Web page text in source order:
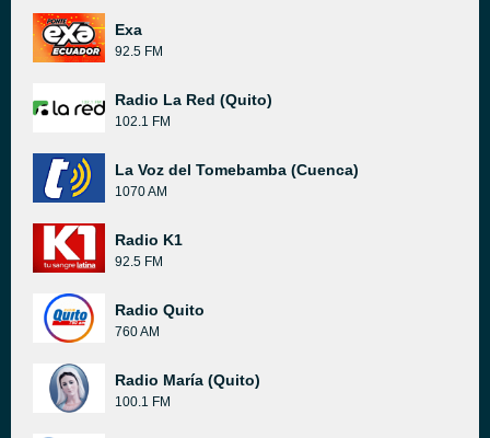
Exa
92.5 FM
Radio La Red (Quito)
102.1 FM
La Voz del Tomebamba (Cuenca)
1070 AM
Radio K1
92.5 FM
Radio Quito
760 AM
Radio María (Quito)
100.1 FM